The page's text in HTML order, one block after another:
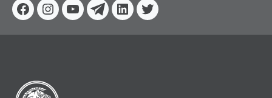
Facebook
Instagram
YoutubeTelegram
Linkedin
Twitter